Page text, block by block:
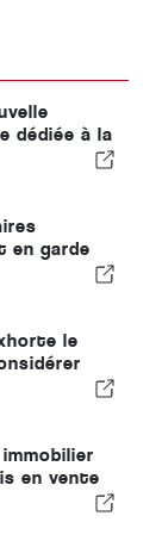
dédiée à la
en garde
le
du
en vente
semaine